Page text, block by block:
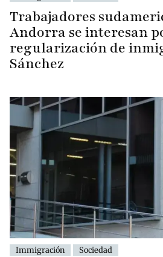
Trabajadores
Andorra se interesan
regularización de
Sánchez
Immigración Sociedad